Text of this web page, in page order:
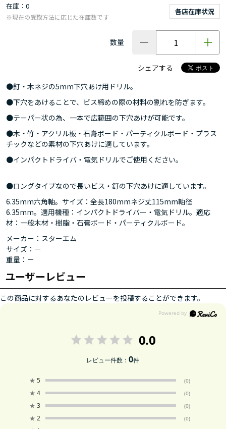
在庫 0
各店在庫状況
※現在の受取方法に応じた在庫数です
数量
シェアする
●釘・木ネジの5mm下穴あけ用ドリル。
●下穴をあけることで、ビス締めの際の材料の割れを防ぎます。
●テーパー状の為、一本で広範囲の下穴あけが可能です。
●木・竹・アクリル板・石膏ボード・パーティクルボード・プラス
チックなどの素材の下穴あけに適しています。
●インパクトドライバ・電気ドリルでご使用ください。
●ロングタイプなので長いビス・釘の下穴あけに適しています。
6.35mm六角軸。サイズ：全長180mmネジ丈115mm軸径
6.35mm。適用機種：インパクトドライバー・電気ドリル。適応
材：一般木材・樹脂・石膏ボード・パーティクルボード。
メーカー：スターエム
サイズ：－
重量：－
ユーザーレビュー
この商品に対するあなたのレビューを投稿することができます。
0.0
レビュー件数：0件
★ 5 (0)
★ 4 (0)
★ 3 (0)
★ 2 (0)